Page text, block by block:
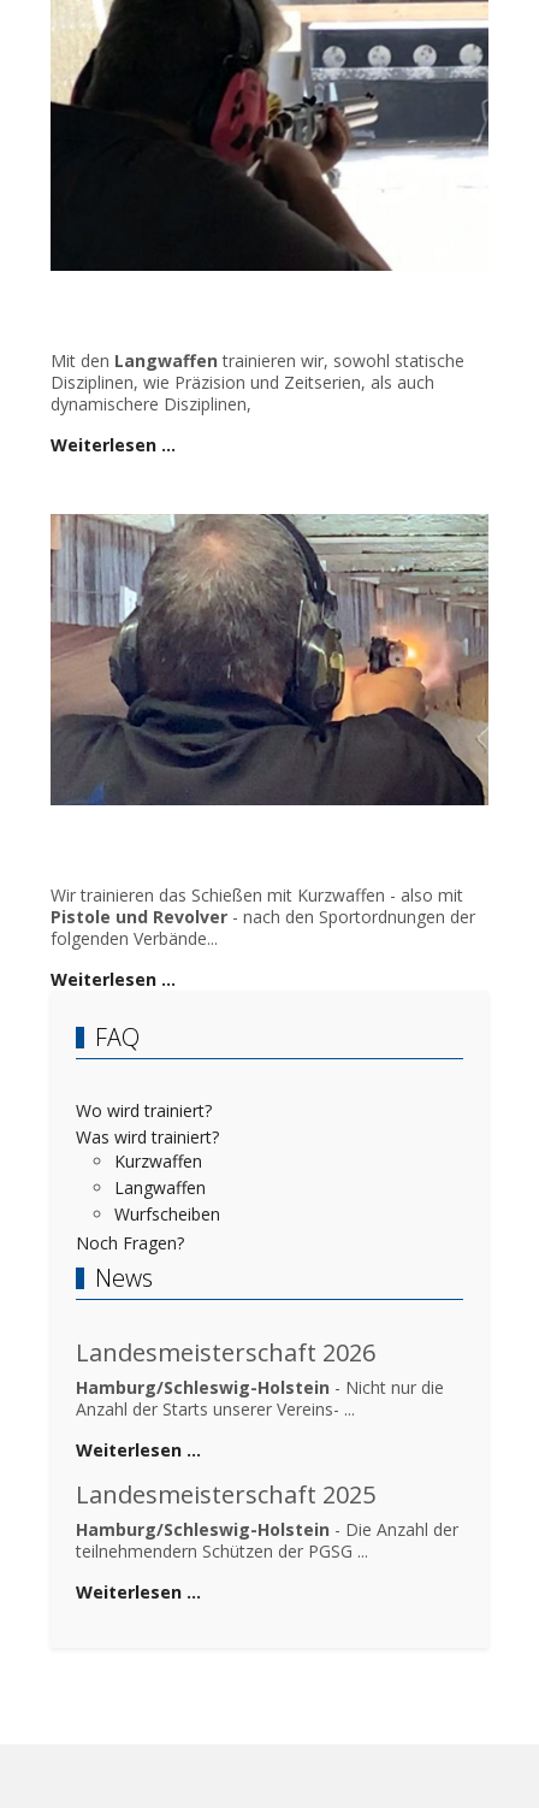
Mit den Langwaffen trainieren wir, sowohl statische
Disziplinen, wie Präzision und Zeitserien, als auch
dynamischere Disziplinen,
Weiterlesen …
Wir trainieren das Schießen mit Kurzwaffen - also mit
Pistole und Revolver - nach den Sportordnungen der
folgenden Verbände...
Weiterlesen …
FAQ
Wo wird trainiert?
Was wird trainiert?
Kurzwaffen
Langwaffen
Wurfscheiben
Noch Fragen?
News
Landesmeisterschaft 2026
Hamburg/Schleswig-Holstein - Nicht nur die
Anzahl der Starts unserer Vereins- ...
Weiterlesen …
Landesmeisterschaft 2025
Hamburg/Schleswig-Holstein - Die Anzahl der
teilnehmendern Schützen der PGSG ...
Weiterlesen …